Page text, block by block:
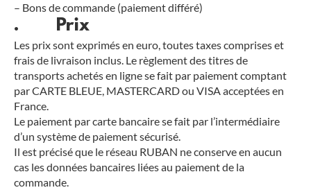
– Bons de commande (paiement différé)
. Prix
Les prix sont exprimés en euro, toutes taxes comprises et
frais de livraison inclus. Le règlement des titres de
transports achetés en ligne se fait par paiement comptant
par CARTE BLEUE, MASTERCARD ou VISA acceptées en
France.
Le paiement par carte bancaire se fait par l’intermédiaire
d’un système de paiement sécurisé.
Il est précisé que le réseau RUBAN ne conserve en aucun
cas les données bancaires liées au paiement de la
commande.